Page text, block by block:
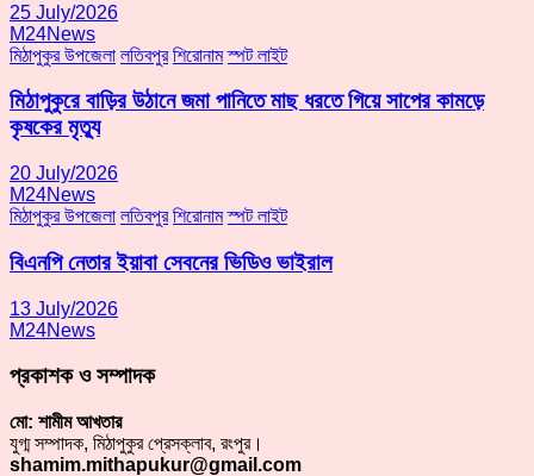
25 July/2026
M24News
মিঠাপুকুর উপজেলা লতিবপুর শিরোনাম স্পট লাইট
মিঠাপুকুরে বাড়ির উঠানে জমা পানিতে মাছ ধরতে গিয়ে সাপের কামড়ে
কৃষকের মৃত্যু
20 July/2026
M24News
মিঠাপুকুর উপজেলা লতিবপুর শিরোনাম স্পট লাইট
বিএনপি নেতার ইয়াবা সেবনের ভিডিও ভাইরাল
13 July/2026
M24News
প্রকাশক ও সম্পাদক
মো: শামীম আখতার
যুগ্ম সম্পাদক, মিঠাপুকুর প্রেসক্লাব, রংপুর।
shamim.mithapukur@gmail.com